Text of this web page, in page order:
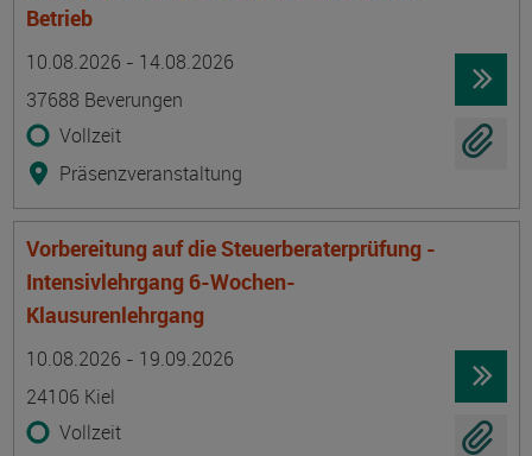
Betrieb
10.08.2026 - 14.08.2026
37688 Beverungen
Vollzeit
Präsenzveranstaltung
Vorbereitung auf die Steuerberaterprüfung -
Intensivlehrgang 6-Wochen-
Klausurenlehrgang
10.08.2026 - 19.09.2026
24106 Kiel
Vollzeit